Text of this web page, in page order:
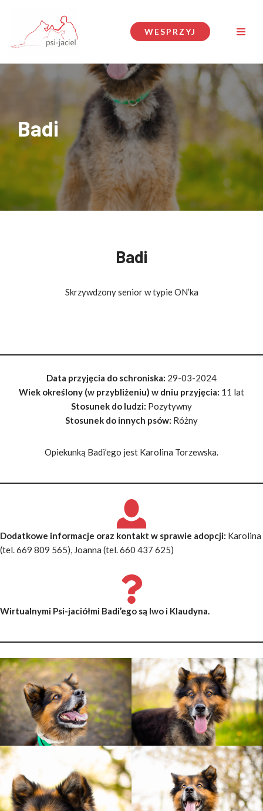
Przejdź
do
WESPRZYJ
Badi
Badi
Skrzywdzony senior w typie ON’ka
Data przyjęcia do schroniska: 29-03-2024
Wiek określony (w przybliżeniu) w dniu przyjęcia: 11 lat
Stosunek do ludzi: Pozytywny
Stosunek do innych psów: Różny
Opiekunką Badi’ego jest Karolina Torzewska.
Dodatkowe informacje oraz kontakt w sprawie adopcji: Karolina
(tel. 669 809 565), Joanna (tel. 660 437 625)
Wirtualnymi Psi-jaciółmi Badi’ego są Iwo i Klaudyna.